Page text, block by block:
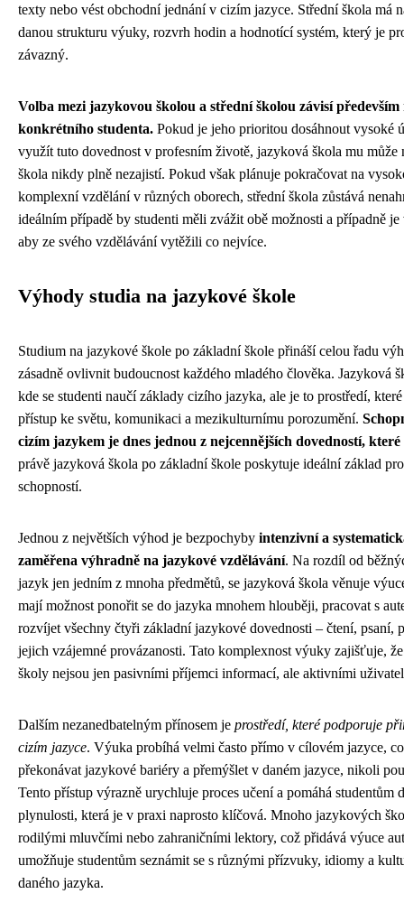
texty nebo vést obchodní jednání v cizím jazyce. Střední škola má
danou strukturu výuky, rozvrh hodin a hodnotící systém, který je
závazný.
Volba mezi jazykovou školou a střední školou závisí především
konkrétního studenta. Pokud je jeho prioritou dosáhnout vysoké
využít tuto dovednost v profesním životě, jazyková škola mu může
škola nikdy plně nezajistí. Pokud však plánuje pokračovat na
komplexní vzdělání v různých oborech, střední škola zůstává
ideálním případě by studenti měli zvážit obě možnosti a případně
aby ze svého vzdělávání vytěžili co nejvíce.
Výhody studia na jazykové škole
Studium na jazykové škole po základní škole přináší celou řadu
zásadně ovlivnit budoucnost každého mladého člověka. Jazyková
kde se studenti naučí základy cizího jazyka, ale je to prostředí,
přístup ke světu, komunikaci a mezikulturnímu porozumění.
cizím jazykem je dnes jednou z nejcennějších dovedností,
právě jazyková škola po základní škole poskytuje ideální základ
schopností.
Jednou z největších výhod je bezpochyby intenzivní a
zaměřena výhradně na jazykové vzdělávání. Na rozdíl od
jazyk jen jedním z mnoha předmětů, se jazyková škola věnuje
mají možnost ponořit se do jazyka mnohem hlouběji, pracovat s
rozvíjet všechny čtyři základní jazykové dovednosti – čtení, psaní,
jejich vzájemné provázanosti. Tato komplexnost výuky zajišťuje,
školy nejsou jen pasivními příjemci informací, ale aktivními
Dalším nezanedbatelným přínosem je prostředí, které podporuje
cizím jazyce. Výuka probíhá velmi často přímo v cílovém jazyce,
překonávat jazykové bariéry a přemýšlet v daném jazyce, nikoli
Tento přístup výrazně urychluje proces učení a pomáhá studentům
plynulosti, která je v praxi naprosto klíčová. Mnoho jazykových
rodilými mluvčími nebo zahraničními lektory, což přidává výuce
umožňuje studentům seznámit se s různými přízvuky, idiomy a
daného jazyka.